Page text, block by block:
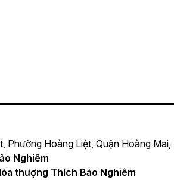
Phường Hoàng Liệt, Quận Hoàng Mai,
Nghiêm
thượng Thích Bảo Nghiêm